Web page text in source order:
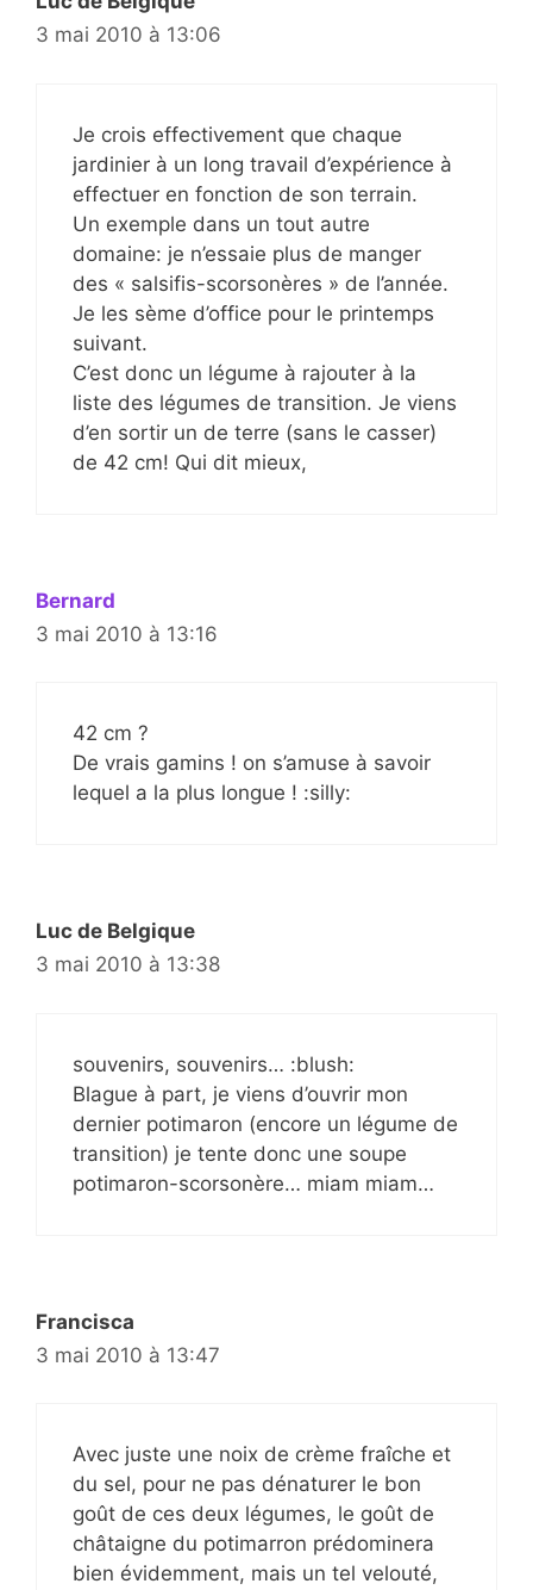
3 mai 2010 à 13:06
Je crois effectivement que chaque
jardinier à un long travail d’expérience à
effectuer en fonction de son terrain.
Un exemple dans un tout autre
domaine: je n’essaie plus de manger
des « salsifis-scorsonères » de l’année.
Je les sème d’office pour le printemps
suivant.
C’est donc un légume à rajouter à la
liste des légumes de transition. Je viens
d’en sortir un de terre (sans le casser)
de 42 cm! Qui dit mieux,
Bernard
3 mai 2010 à 13:16
42 cm ?
De vrais gamins ! on s’amuse à savoir
lequel a la plus longue ! :silly:
Luc de Belgique
3 mai 2010 à 13:38
souvenirs, souvenirs… :blush:
Blague à part, je viens d’ouvrir mon
dernier potimaron (encore un légume de
transition) je tente donc une soupe
potimaron-scorsonère… miam miam…
Francisca
3 mai 2010 à 13:47
Avec juste une noix de crème fraîche et
du sel, pour ne pas dénaturer le bon
goût de ces deux légumes, le goût de
châtaigne du potimarron prédominera
bien évidemment, mais un tel velouté,